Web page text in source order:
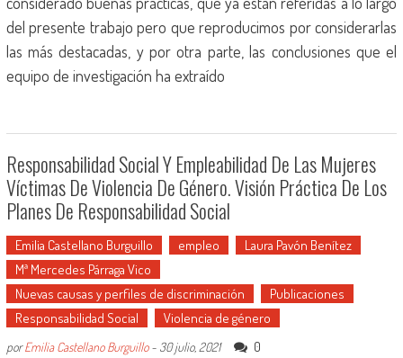
del presente trabajo pero que reproducimos por considerarlas
las más destacadas, y por otra parte, las conclusiones que el
equipo de investigación ha extraído
Responsabilidad Social Y Empleabilidad De Las Mujeres
Víctimas De Violencia De Género. Visión Práctica De Los
Planes De Responsabilidad Social
Emilia Castellano Burguillo empleo
Laura Pavón Benítez
Mª Mercedes Párraga Vico
Nuevas causas y perfiles de discriminación
Publicaciones
Responsabilidad Social
Violencia de género
porEmilia Castellano Burguillo- 30 julio, 2021 0